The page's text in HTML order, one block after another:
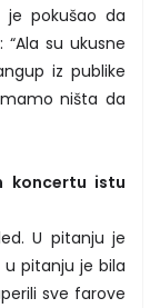
pokušao da
“Ala su ukusne
iz publike
ništa da
koncertu istu
U pitanju je
u pitanju je bila
sve farove